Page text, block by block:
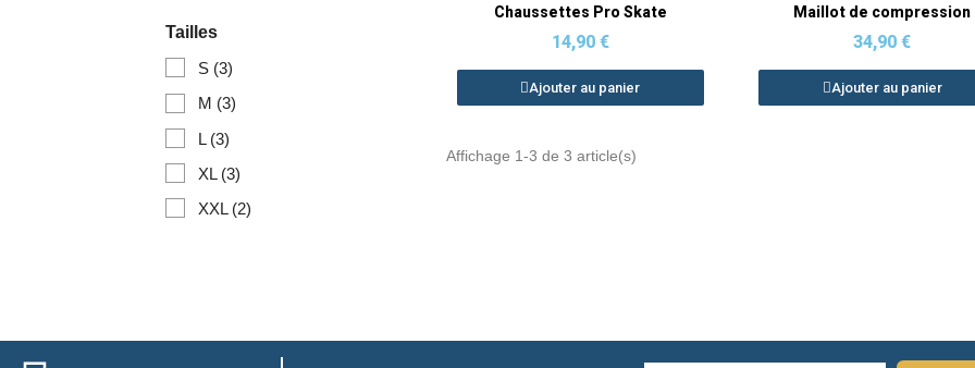
Tailles
S (3)
M (3)
L (3)
XL (3)
XXL (2)
Aperçu rapide
Chaussettes Pro Skate
14,90 €
Ajouter au panier
Aperçu rapide
Maillot de compression
34,90 €
Ajouter au panier
Affichage 1-3 de 3 article(s)